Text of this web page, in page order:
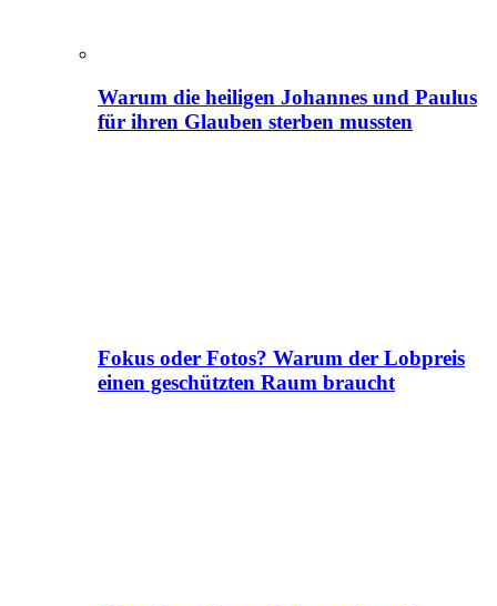
Warum die heiligen Johannes und Paulus
für ihren Glauben sterben mussten
Fokus oder Fotos? Warum der Lobpreis
einen geschützten Raum braucht